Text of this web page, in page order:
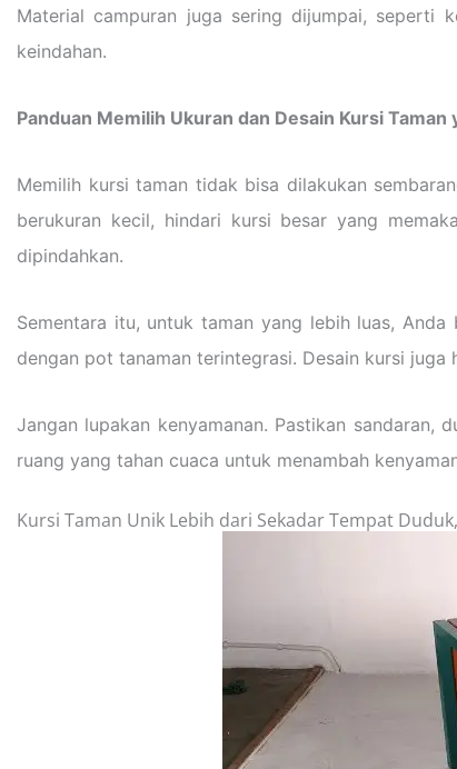
Material campuran juga sering dijumpai, seperti
keindahan.
Panduan Memilih Ukuran dan Desain Kursi
Memilih kursi taman tidak bisa dilakukan
berukuran kecil, hindari kursi besar yang
dipindahkan.
Sementara itu, untuk taman yang lebih luas,
dengan pot tanaman terintegrasi. Desain kursi
Jangan lupakan kenyamanan. Pastikan
ruang yang tahan cuaca untuk menambah
Kursi Taman Unik Lebih dari Sekadar Tempat